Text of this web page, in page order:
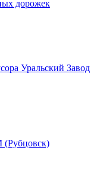
дорожек
Уральский Завод